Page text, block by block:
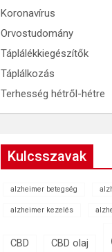
Koronavírus
Orvostudomány
Táplálékkiegészítők
Táplálkozás
Terhesség hétről-hétre
Kulcsszavak
alzheimer betegség
alzheimer kezelés
CBD CBD olaj